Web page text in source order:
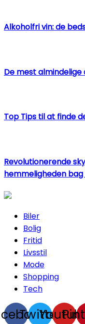
Alkoholfri vin: de
De mest
Top Tips til at finde
Revolutionerende
hemmeligheden
Biler
Bolig
Fritid
Livsstil
Mode
Shopping
Tech
Twitter